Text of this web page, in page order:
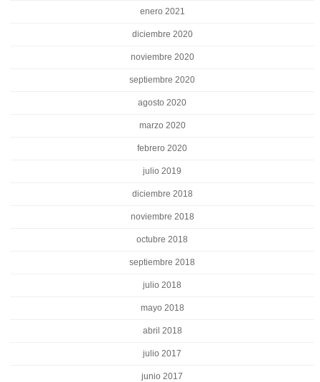
enero 2021
diciembre 2020
noviembre 2020
septiembre 2020
agosto 2020
marzo 2020
febrero 2020
julio 2019
diciembre 2018
noviembre 2018
octubre 2018
septiembre 2018
julio 2018
mayo 2018
abril 2018
julio 2017
junio 2017